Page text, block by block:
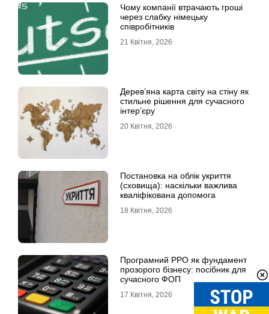
Чому компанії втрачають гроші
через слабку німецьку
співробітників
21 Квітня, 2026
Дерев’яна карта світу на стіну як
стильне рішення для сучасного
інтер’єру
20 Квітня, 2026
Постановка на облік укриття
(сховища): наскільки важлива
кваліфікована допомога
18 Квітня, 2026
Програмний РРО як фундамент
прозорого бізнесу: посібник для
сучасного ФОП
17 Квітня, 2026